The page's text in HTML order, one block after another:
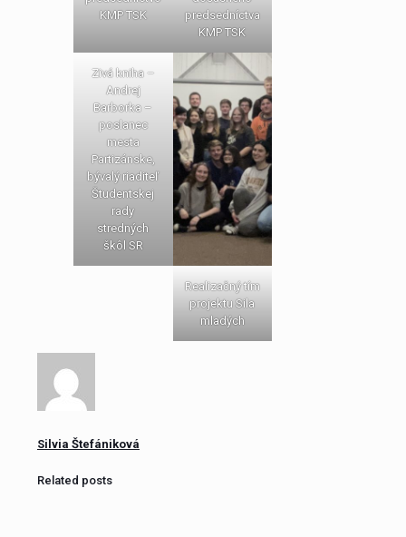
KMP TSK
predsedníctva
KMP TSK
Zivá kniha –
Andrej
Barborka –
poslanec
mesta
Partizánske,
bývalý riaditeľ
Študentskej
rady
stredných
škôl SR
Realizačný tím
projektu Sila
mladých
Silvia Štefániková
Related posts